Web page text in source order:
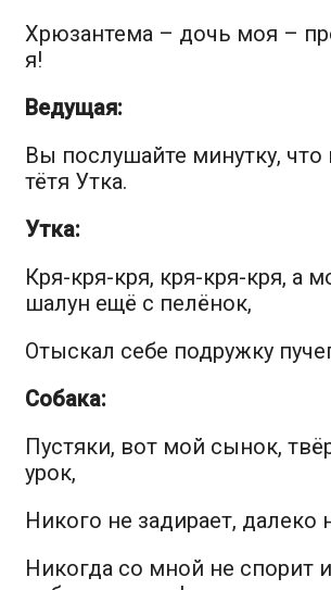
Хрюзантема – дочь моя –
я!
Ведущая:
Вы послушайте минутку,
тётя Утка.
Утка:
Кря-кря-кря, кря-кря-кря, а
шалун ещё с пелёнок,
Отыскал себе подружку
Собака:
Пустяки, вот мой сынок,
урок,
Никого не задирает, далеко
Никогда со мной не спорит